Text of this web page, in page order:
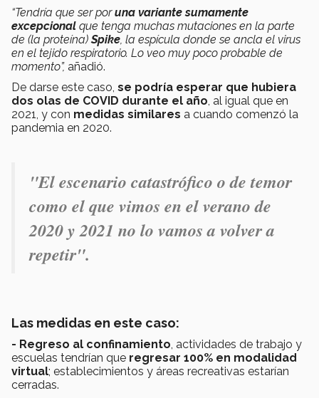
“Tendría que ser poruna variante sumamente
excepcional que tenga muchas mutaciones en la parte
de (la proteína)Spike, la espícula donde se ancla el virus
en el tejido respiratorio. Lo veo muy poco probable de
momento”, añadió.
De darse este caso, se podría esperar que hubiera
dos olas de COVID durante el año, al igual que en
2021, y con medidas similares a cuando comenzó la
pandemia en 2020.
"El escenario catastrófico o de temor
como el que vimos en el verano de
2020 y 2021 no lo vamos a volver a
repetir".
Las medidas en este caso:
- Regreso al confinamiento, actividades de trabajo y
escuelas tendrían que regresar 100% en modalidad
virtual; establecimientos y áreas recreativas estarían
cerradas.